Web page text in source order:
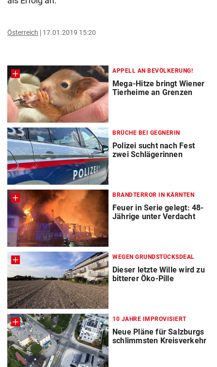
Österreich 17.01.2019 15:20
APPELL AN BEVÖLKERUNG!
Mega-Hitze bringt Wiener
Tierheime an Grenzen
BRÜCHE BEI GEGNERIN
Polizei sucht nach Fest
zwei Schlägerinnen
BRANDTERROR IN KÄRNTEN
Feuer in Serie gelegt: 48-
Jährige unter Verdacht
WEGEN GRUNDSTÜCKSDEAL
Dieser letzte Wille wird zu
bitterer Öko-Pille
10 JAHRE IMPROVISIERT
Neue Pläne für Salzburgs
schlimmsten Kreisverkehr